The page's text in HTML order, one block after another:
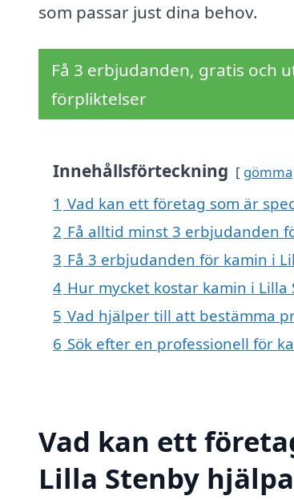
som passar just dina behov.
Få 3 erbjudanden, gratis och
förpliktelser
Innehållsförteckning gömma
1 Vad kan ett företag som är
2 Få alltid minst 3 erbjudanden
3 Få 3 erbjudanden för kamin i
4 Hur mycket kostar kamin i Lilla
5 Vad hjälper till att bestämma
6 Sök efter en professionell för
Vad kan ett
Lilla Stenby